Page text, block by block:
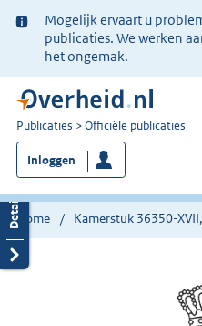
Ter
informatie:
Mogelijk ervaart u
publicaties. We werken
het ongemak.
U
bent
nu
hier:
Publicaties Officiële publicaties
Inloggen
Home Kamerstuk 36350-